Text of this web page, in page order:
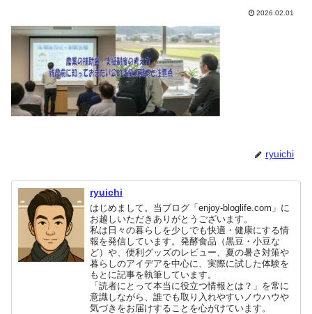
2026.02.01
ryuichi
ryuichi
はじめまして。当ブログ「enjoy-bloglife.com」に
お越しいただきありがとうございます。
私は日々の暮らしを少しでも快適・健康にする情
報を発信しています。発酵食品（黒豆・小豆な
ど）や、便利グッズのレビュー、夏の暑さ対策や
暮らしのアイデアを中心に、実際に試した体験を
もとに記事を執筆しています。
「読者にとって本当に役立つ情報とは？」を常に
意識しながら、誰でも取り入れやすいノウハウや
気づきをお届けすることを心がけています。